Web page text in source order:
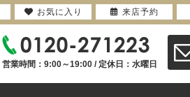
営業時間：9:00～19:00 / 定休日：水曜日
お気に入り 来店予約